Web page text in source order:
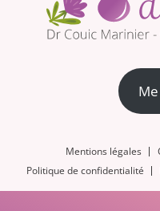
Mentions légales
Politique de confidentialité